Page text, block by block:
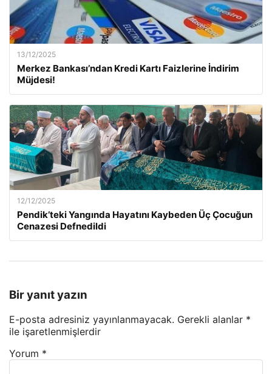
13/12/2025
Merkez Bankası’ndan Kredi Kartı Faizlerine İndirim
Müjdesi!
12/12/2025
Pendik’teki Yangında Hayatını Kaybeden Üç Çocuğun
Cenazesi Defnedildi
Bir yanıt yazın
E-posta adresiniz yayınlanmayacak. Gerekli alanlar *
ile işaretlenmişlerdir
Yorum *